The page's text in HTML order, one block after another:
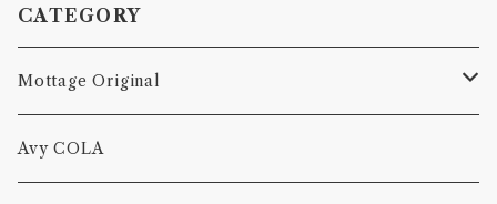
CATEGORY
Mottage Original
Tシャツ
Avy COLA